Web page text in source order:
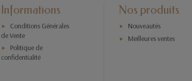
Informations
Conditions Générales
de Vente
Politique de
confidentialité
Nos produits
Nouveautés
Meilleures ventes